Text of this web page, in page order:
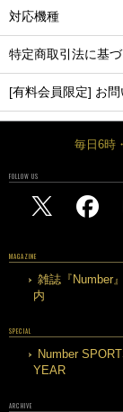
対応機種
特定商取引法に基
[有料会員限定] お
毎日6時
FOLLOW US
MAGAZINE
雑誌『Number
内
SPECIAL
Number
YEAR
ARCHIVE